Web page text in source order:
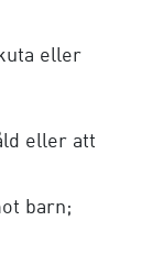
eller
eller att
barn;